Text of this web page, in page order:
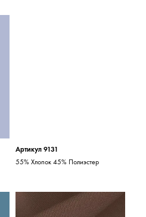
Артикул 9131
55% Хлопок 45% Полиэстер